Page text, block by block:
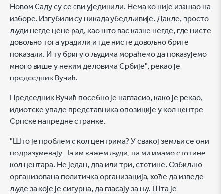
Новом Саду су се сви ујединили. Нема ко није изашао на
изборе. Изгубили су никада убедљивије. Дакле, просто
људи негде цене рад, као што вас казне негде, где нисте
довољно тога урадили и где нисте довољно бриге
показали. И ту бригу о људима мораћемо да показујемо
много више у неким деловима Србије", рекао је
председник Вучић.
Председник Вучић посебно је нагласио, како је рекао,
идиотске упаде представника опозиције у кол центре
Српске напредне странке.
"Што је проблем с кол центрима? У свакој земљи се они
подразумевају. Ја им кажем људи, па ми имамо стотине
кол центара. Не један, два или три, стотине. Озбиљно
организована политичка организација, хоће да изведе
људе за које је сигурна, да гласају за њу. Шта је